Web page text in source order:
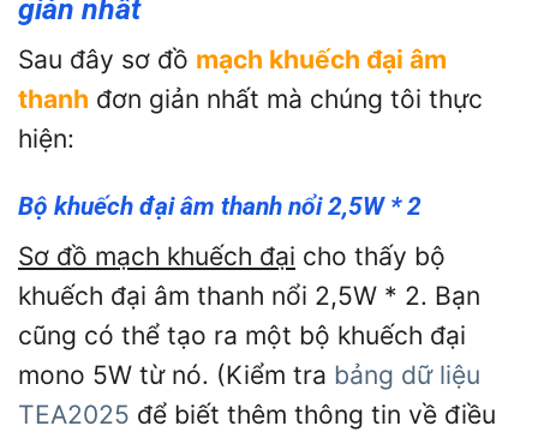
giản nhất
Sau đây sơ đồ mạch khuếch đại âm
thanh đơn giản nhất mà chúng tôi thực
hiện:
Bộ khuếch đại âm thanh nổi 2,5W * 2
Sơ đồ mạch khuếch đại cho thấy bộ
khuếch đại âm thanh nổi 2,5W * 2. Bạn
cũng có thể tạo ra một bộ khuếch đại
mono 5W từ nó. (Kiểm tra bảng dữ liệu
TEA2025 để biết thêm thông tin về điều